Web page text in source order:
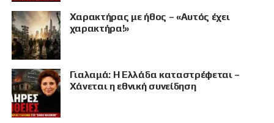
Χαρακτήρας με ήθος – «Αυτός έχει
χαρακτήρα!»
Γιαλαμά: Η Ελλάδα καταστρέφεται –
Χάνεται η εθνική συνείδηση